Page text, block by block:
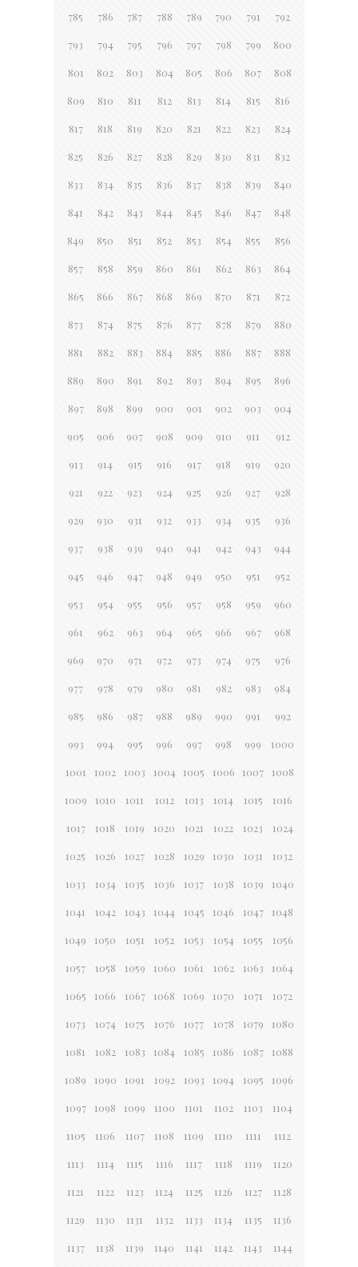
785 786 787 788 789 790 791 792
793 794 795 796 797 798 799 800
801 802 803 804 805 806 807 808
809 810 811 812 813 814 815 816
817 818 819 820 821 822 823 824
825 826 827 828 829 830 831 832
833 834 835 836 837 838 839 840
841 842 843 844 845 846 847 848
849 850 851 852 853 854 855 856
857 858 859 860 861 862 863 864
865 866 867 868 869 870 871 872
873 874 875 876 877 878 879 880
881 882 883 884 885 886 887 888
889 890 891 892 893 894 895 896
897 898 899 900 901 902 903 904
905 906 907 908 909 910 911 912
913 914 915 916 917 918 919 920
921 922 923 924 925 926 927 928
929 930 931 932 933 934 935 936
937 938 939 940 941 942 943 944
945 946 947 948 949 950 951 952
953 954 955 956 957 958 959 960
961 962 963 964 965 966 967 968
969 970 971 972 973 974 975 976
977 978 979 980 981 982 983 984
985 986 987 988 989 990 991 992
993 994 995 996 997 998 999 1000
1001 1002 1003 1004 1005 1006 1007 1008
1009 1010 1011 1012 1013 1014 1015 1016
1017 1018 1019 1020 1021 1022 1023 1024
1025 1026 1027 1028 1029 1030 1031 1032
1033 1034 1035 1036 1037 1038 1039 1040
1041 1042 1043 1044 1045 1046 1047 1048
1049 1050 1051 1052 1053 1054 1055 1056
1057 1058 1059 1060 1061 1062 1063 1064
1065 1066 1067 1068 1069 1070 1071 1072
1073 1074 1075 1076 1077 1078 1079 1080
1081 1082 1083 1084 1085 1086 1087 1088
1089 1090 1091 1092 1093 1094 1095 1096
1097 1098 1099 1100 1101 1102 1103 1104
1105 1106 1107 1108 1109 1110 1111 1112
1113 1114 1115 1116 1117 1118 1119 1120
1121 1122 1123 1124 1125 1126 1127 1128
1129 1130 1131 1132 1133 1134 1135 1136
1137 1138 1139 1140 1141 1142 1143 1144